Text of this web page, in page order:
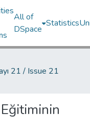
All of
DSpace
Statistics
21 / Issue 21